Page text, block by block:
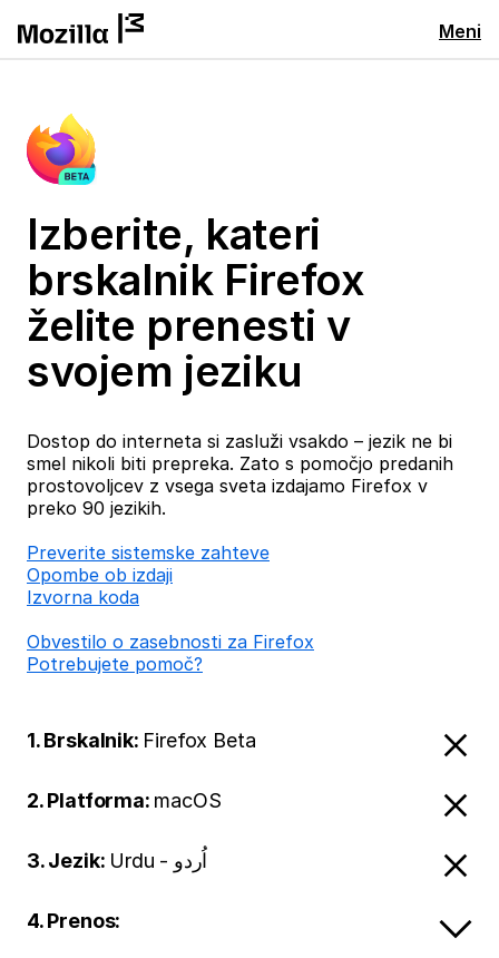
Meni
Izberite, kateri
brskalnik Firefox
želite prenesti v
svojem jeziku
Dostop do interneta si zasluži vsakdo – jezik ne bi
smel nikoli biti prepreka. Zato s pomočjo predanih
prostovoljcev z vsega sveta izdajamo Firefox v
preko 90 jezikih.
Preverite sistemske zahteve
Opombe ob izdaji
Izvorna koda
Obvestilo o zasebnosti za Firefox
Potrebujete pomoč?
1. Brskalnik: Firefox Beta
2. Platforma: macOS
3. Jezik: Urdu - اُردو
4. Prenos: